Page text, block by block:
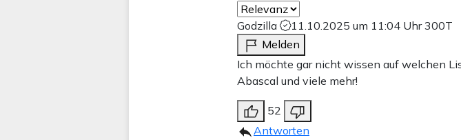
Godzilla 11.10.2025 um 11:04 Uhr300T
Melden
Ich möchte gar nicht wissen auf welchen
Abascal und viele mehr!
52
Antworten